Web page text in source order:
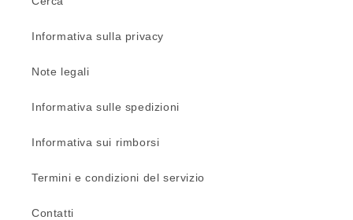
Informativa sulla privacy
Note legali
Informativa sulle spedizioni
Informativa sui rimborsi
Termini e condizioni del servizio
Contatti